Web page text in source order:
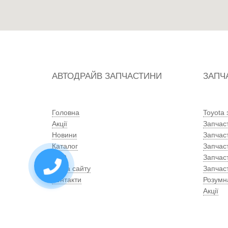
АВТОДРАЙВ ЗАПЧАСТИНИ
Головна
Акції
Новини
Каталог
СТО
Мапа сайту
Контакти
Toyota
Акції